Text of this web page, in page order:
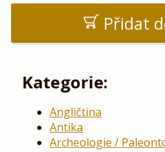
Přidat
Kategorie:
Angličtina
Antika
Archeologie /